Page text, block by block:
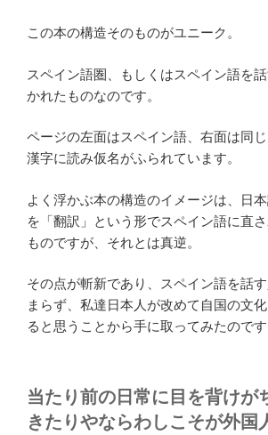
この本の構造そのものがユニーク。
スペイン語圏、もしくはスペイン語を
かれたものなのです。
ページの左面はスペイン語、右面は同
漢字に読み仮名がふられています。
よく浮かぶ本の構造のイメージは、日
を「翻訳」という形でスペイン語に直
ものですが、それとは真逆。
その点が斬新であり、スペイン語を話
まらず、私達日本人が改めて自国の文
ると思うことから手に取ってみたのです
当たり前の日常に目を背けが
きたりやならわしこそが外国